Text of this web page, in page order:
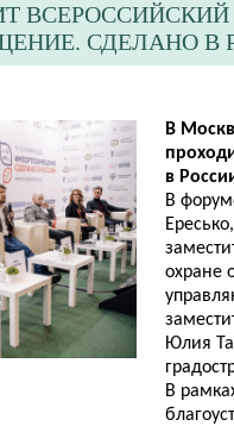
СДЕЛАНО В
​В
в
В
охране
Юлия
В